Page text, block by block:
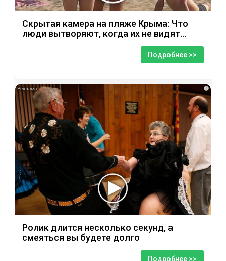
Скрытая камера на пляже Крыма: Что
люди вытворяют, когда их не видят...
Подробнее >>
i
Ролик длится несколько секунд, а
смеяться вы будете долго
Подробнее >>